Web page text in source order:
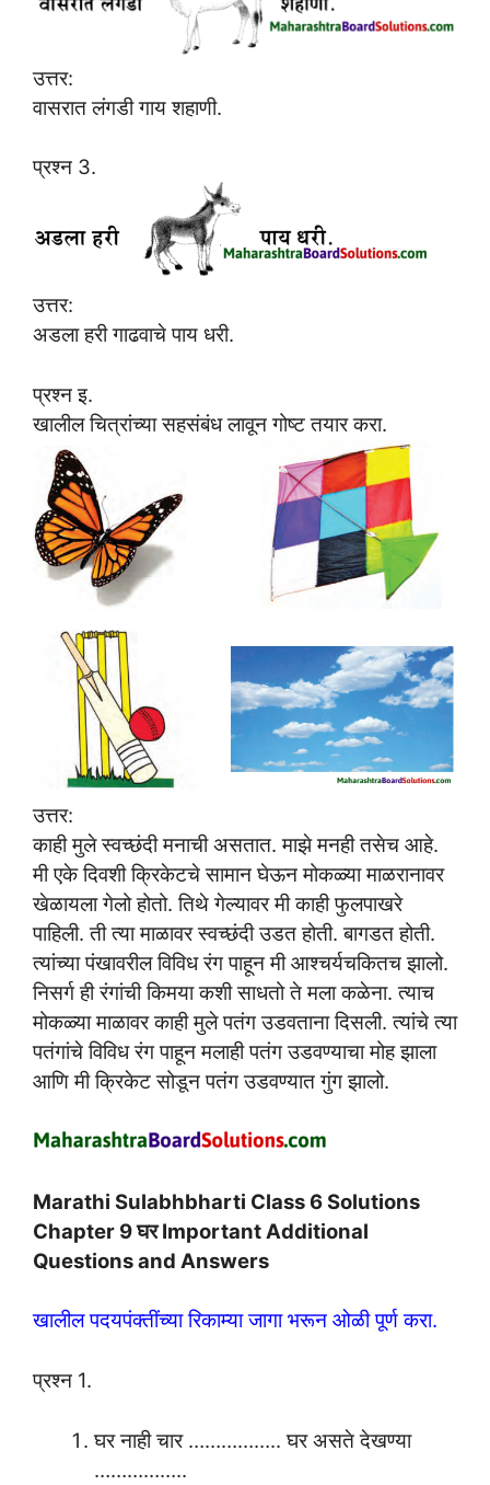
उत्तर:
वासरात लंगडी गाय शहाणी.
प्रश्न 3.
उत्तर:
अडला हरी गाढवाचे पाय धरी.
प्रश्न इ.
खालील चित्रांच्या सहसंबंध लावून गोष्ट तयार करा.
उत्तर:
काही मुले स्वच्छंदी मनाची असतात. माझे मनही तसेच आहे.
मी एके दिवशी क्रिकेटचे सामान घेऊन मोकळ्या माळरानावर
खेळायला गेलो होतो. तिथे गेल्यावर मी काही फुलपाखरे
पाहिली. ती त्या माळावर स्वच्छंदी उडत होती. बागडत होती.
त्यांच्या पंखावरील विविध रंग पाहून मी आश्चर्यचकितच झालो.
निसर्ग ही रंगांची किमया कशी साधतो ते मला कळेना. त्याच
मोकळ्या माळावर काही मुले पतंग उडवताना दिसली. त्यांचे त्या
पतंगांचे विविध रंग पाहून मलाही पतंग उडवण्याचा मोह झाला
आणि मी क्रिकेट सोडून पतंग उडवण्यात गुंग झालो.
Marathi Sulabhbharti Class 6 Solutions
Chapter 9 घर Important Additional
Questions and Answers
खालील पदयपंक्तींच्या रिकाम्या जागा भरून ओळी पूर्ण करा.
प्रश्न 1.
घर नाही चार …………….. घर असते देखण्या
……………..